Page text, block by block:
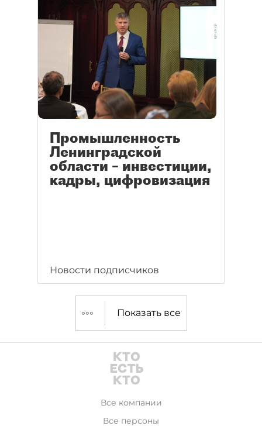
Промышленность
Ленинградской
области – инвестиции,
кадры, цифровизация
Новости подписчиков
Показать все
Все компании
Все персоны